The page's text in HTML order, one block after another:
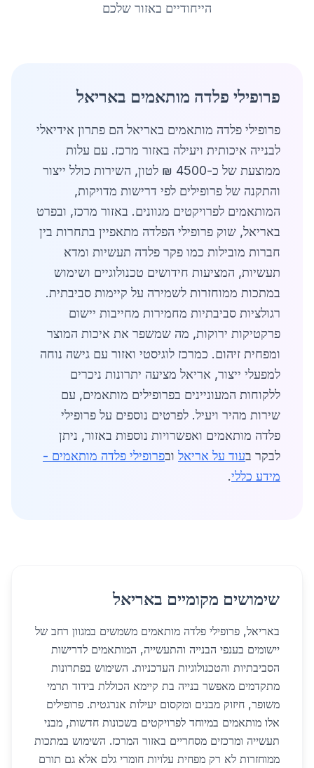
הייחודיים באזור שלכם
פרופילי פלדה מותאמים באריאל
פרופילי פלדה מותאמים באריאל הם פתרון אידיאלי
לבנייה איכותית ויעילה באזור מרכז. עם עלות
ממוצעת של כ-4500 ₪ לטון, השירות כולל ייצור
והתקנה של פרופילים לפי דרישות מדויקות,
המותאמים לפרויקטים מגוונים. באזור מרכז, ובפרט
באריאל, שוק פרופילי הפלדה מתאפיין בתחרות בין
חברות מובילות כמו פקר פלדה תעשיות ומדא
תעשיות, המציעות חידושים טכנולוגיים ושימוש
במתכות ממוחזרות לשמירה על קיימות סביבתית.
רגולציות סביבתיות מחמירות מחייבות יישום
פרקטיקות ירוקות, מה שמשפר את איכות המוצר
ומפחית זיהום. כמרכז לוגיסטי ואזור עם גישה נוחה
למפעלי ייצור, אריאל מציעה יתרונות ניכרים
ללקוחות המעוניינים בפרופילים מותאמים, עם
שירות מהיר ויעיל. לפרטים נוספים על פרופילי
פלדה מותאמים ואפשרויות נוספות באזור, ניתן
לבקר בעוד על אריאל ובפרופילי פלדה מותאמים -
מידע כללי.
שימושים מקומיים באריאל
באריאל, פרופילי פלדה מותאמים משמשים במגוון רחב של
יישומים בענפי הבנייה והתעשייה, המותאמים לדרישות
הסביבתיות והטכנולוגיות העדכניות. השימוש בפתרונות
מתקדמים מאפשר בנייה בת קיימא הכוללת בידוד תרמי
משופר, חיזוק מבנים ומקסום יעילות אנרגטית. פרופילים
אלו מותאמים במיוחד לפרויקטים בשכונות חדשות, מבני
תעשייה ומרכזים מסחריים באזור המרכז. השימוש במתכות
ממוחזרות לא רק מפחית עלויות חומרי גלם אלא גם תורם